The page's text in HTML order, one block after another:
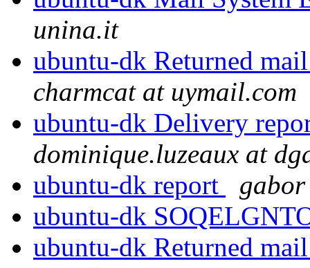
unina.it
ubuntu-dk Returned
charmcat at uymail.com
ubuntu-dk Delivery
dominique.luzeaux at
ubuntu-dk report
ubuntu-dk
ubuntu-dk Returned